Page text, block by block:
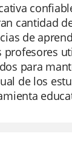
cantidad
de
para
de los